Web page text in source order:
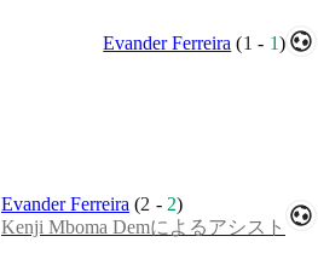
Evander Ferreira (1 - 1)
Evander Ferreira (2 - 2)
Kenji Mboma Demによるアシスト